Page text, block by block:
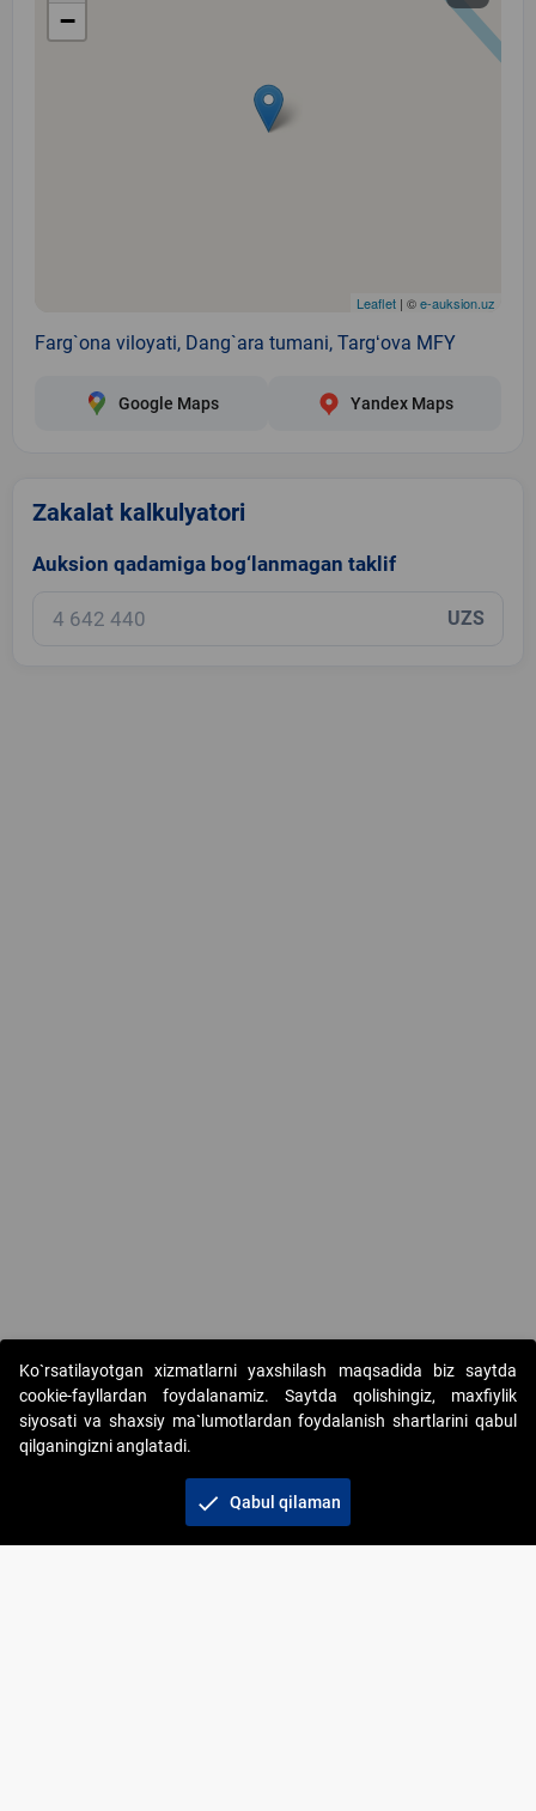
−
Leaflet | ©e-auksion.uz
Farg`ona viloyati, Dang`ara tumani, Targʻova MFY
Google Maps Yandex Maps
Zakalat kalkulyatori
Auksion qadamiga bog‘lanmagan taklif
UZS
Copyright © 2017-2026. "Elektron onlayn-auksionlarni
tashkil etish" AJ. Barcha huquqlar himoyalangan
Ko`rsatilayotgan xizmatlarni yaxshilash maqsadida biz saytda
cookie-fayllardan foydalanamiz. Saytda qolishingiz, maxfiylik
siyosati va shaxsiy ma`lumotlardan foydalanish shartlarini qabul
qilganingizni anglatadi.
check Qabul qilaman